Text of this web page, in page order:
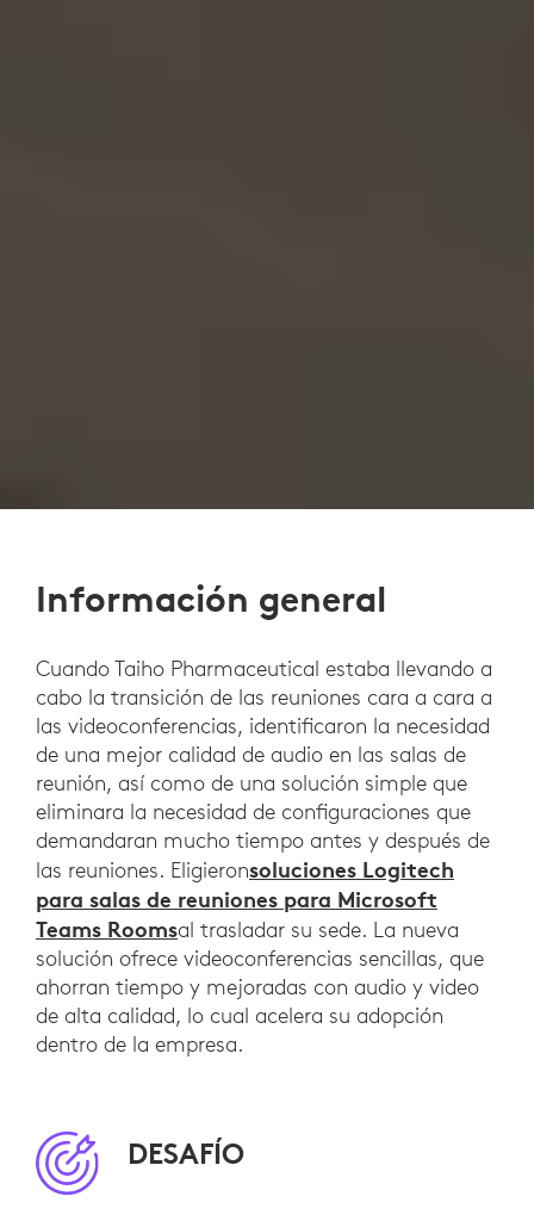
Información general
Cuando Taiho Pharmaceutical estaba llevando a
cabo la transición de las reuniones cara a cara a
las videoconferencias, identificaron la necesidad
de una mejor calidad de audio en las salas de
reunión, así como de una solución simple que
eliminara la necesidad de configuraciones que
demandaran mucho tiempo antes y después de
las reuniones. Eligieronsoluciones Logitech
para salas de reuniones para Microsoft
Teams Roomsal trasladar su sede. La nueva
solución ofrece videoconferencias sencillas, que
ahorran tiempo y mejoradas con audio y video
de alta calidad, lo cual acelera su adopción
dentro de la empresa.
DESAFÍO